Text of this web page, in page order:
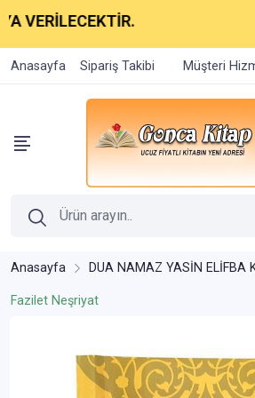
Anasayfa Sipariş Takibi Müşteri
Anasayfa DUA NAMAZ YASİN ELİFBA
Fazilet Neşriyat